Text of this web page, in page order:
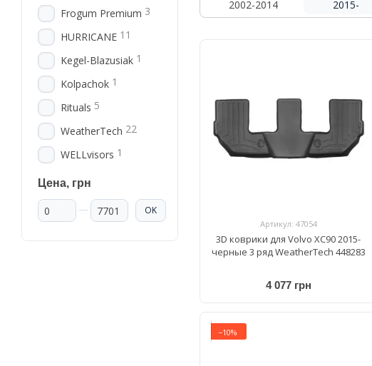
2002-2014
2015-
Артикул: 47054
3D коврики для Volvo XC90 2015-
черные 3 ряд WeatherTech 448283
4 077 грн
−10%
Frogum Premium 3
HURRICANE 11
Kegel-Blazusiak 1
Kolpachok 1
Rituals 5
WeatherTech 22
WELLvisors 1
Цена, грн
От Цена, грн
До Цена, грн OK